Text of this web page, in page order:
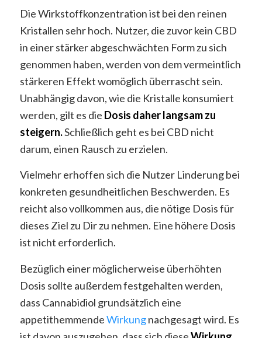
Die Wirkstoffkonzentration ist bei den reinen
Kristallen sehr hoch. Nutzer, die zuvor kein CBD
in einer stärker abgeschwächten Form zu sich
genommen haben, werden von dem vermeintlich
stärkeren Effekt womöglich überrascht sein.
Unabhängig davon, wie die Kristalle konsumiert
werden, gilt es die Dosis daher langsam zu
steigern.Schließlich geht es bei CBD nicht
darum, einen Rausch zu erzielen.
Vielmehr erhoffen sich die Nutzer Linderung bei
konkreten gesundheitlichen Beschwerden. Es
reicht also vollkommen aus, die nötige Dosis für
dieses Ziel zu Dir zu nehmen. Eine höhere Dosis
ist nicht erforderlich.
Bezüglich einer möglicherweise überhöhten
Dosis sollte außerdem festgehalten werden,
dass Cannabidiol grundsätzlich eine
appetithemmendeWirkungnachgesagt wird. Es